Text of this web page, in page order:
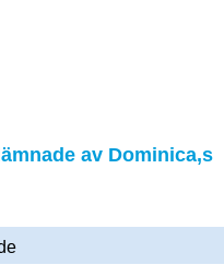
av Dominica,s